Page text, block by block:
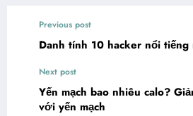
Previous post
Danh tính 10 hacker nổi
Next post
Yến mạch bao nhiêu calo?
với yến mạch